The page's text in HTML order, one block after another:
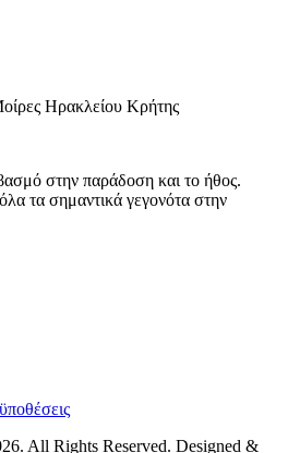
Ηρακλείου Κρήτης
στην παράδοση και το ήθος.
τα σημαντικά γεγονότα στην
All Rights Reserved. Designed &